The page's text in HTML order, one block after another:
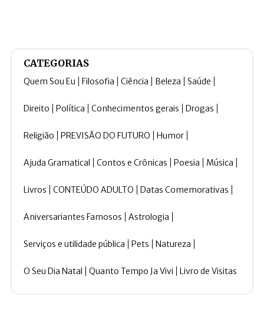
CATEGORIAS
Quem Sou Eu Filosofia Ciência Beleza Saúde
Direito Política Conhecimentos gerais Drogas
Religião PREVISÃO DO FUTURO Humor
Ajuda Gramatical Contos e Crônicas Poesia Música
Livros CONTEÚDO ADULTO Datas Comemorativas
Aniversariantes Famosos Astrologia
Serviços e utilidade pública Pets Natureza
O Seu Dia Natal Quanto Tempo Ja Vivi Livro de Visitas